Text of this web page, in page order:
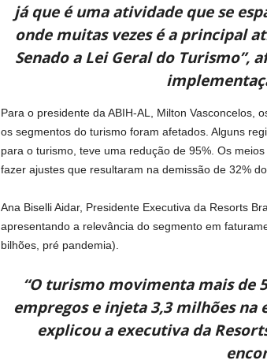
já que é uma atividade que se
onde muitas vezes é a principal
Senado a Lei Geral do
Para o presidente da ABIH-AL, Milton Vasconcelos,
os segmentos do turismo foram afetados. Alguns
para o turismo, teve uma redução de 95%. Os
fazer ajustes que resultaram na demissão de 32%
Ana Biselli Aidar, Presidente Executiva da Resorts
apresentando a relevância do segmento em
bilhões, pré pandemia).
“O turismo movimenta mais de
empregos e injeta 3,3 milhões na
explicou a executiva da